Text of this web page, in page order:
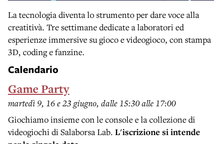
La tecnologia diventa lo strumento per dare voce alla
creatitivà. Tre settimane dedicate a laboratori ed
esperienze immersive su gioco e videogioco, con stampa
3D, coding e fanzine.
Calendario
Game Party
martedì 9, 16 e 23 giugno, dalle 15:30 alle 17:00
Giochiamo insieme con le console e la collezione di
videogiochi di Salaborsa Lab. L'iscrizione si intende